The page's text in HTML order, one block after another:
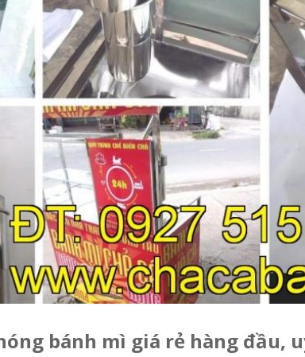
nóng bánh mì giá rẻ hàng